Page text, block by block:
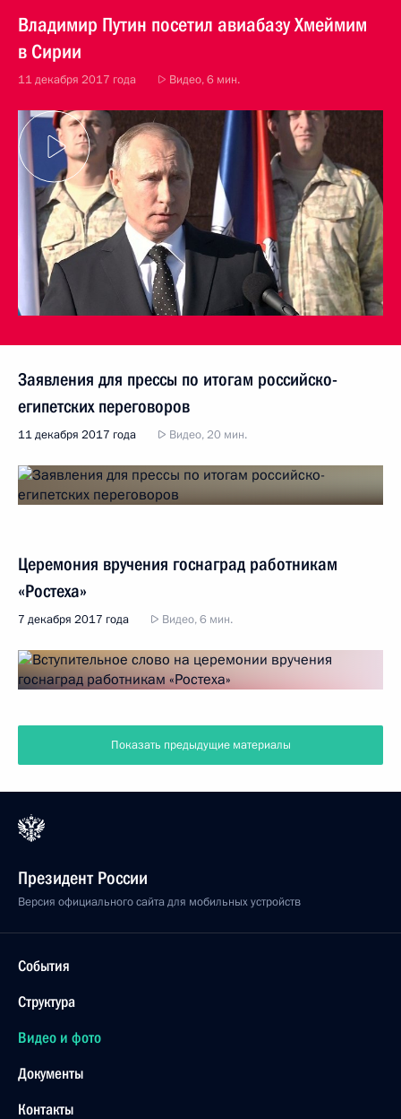
Владимир Путин посетил авиабазу Хмеймим
в Сирии
11 декабря 2017 года Видео, 6 мин.
Заявления для прессы по итогам российско-
египетских переговоров
11 декабря 2017 года Видео, 20 мин.
Церемония вручения госнаград работникам
«Ростеха»
7 декабря 2017 года Видео, 6 мин.
Показать предыдущие материалы
Президент России
Версия официального сайта для мобильных устройств
События
Структура
Видео и фото
Документы
Контакты